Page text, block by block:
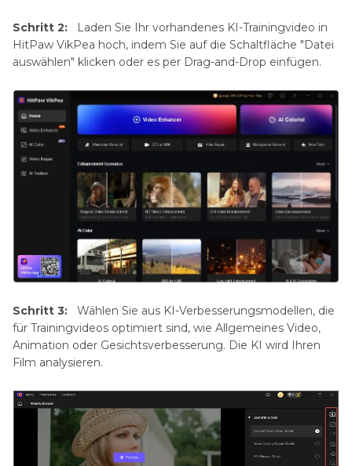
Schritt 2:
Laden Sie Ihr vorhandenes KI-Trainingvideo in
HitPaw VikPea hoch, indem Sie auf die Schaltfläche "Datei
auswählen" klicken oder es per Drag-and-Drop einfügen.
Schritt 3:
Wählen Sie aus KI-Verbesserungsmodellen, die
für Trainingvideos optimiert sind, wie Allgemeines Video,
Animation oder Gesichtsverbesserung. Die KI wird Ihren
Film analysieren.